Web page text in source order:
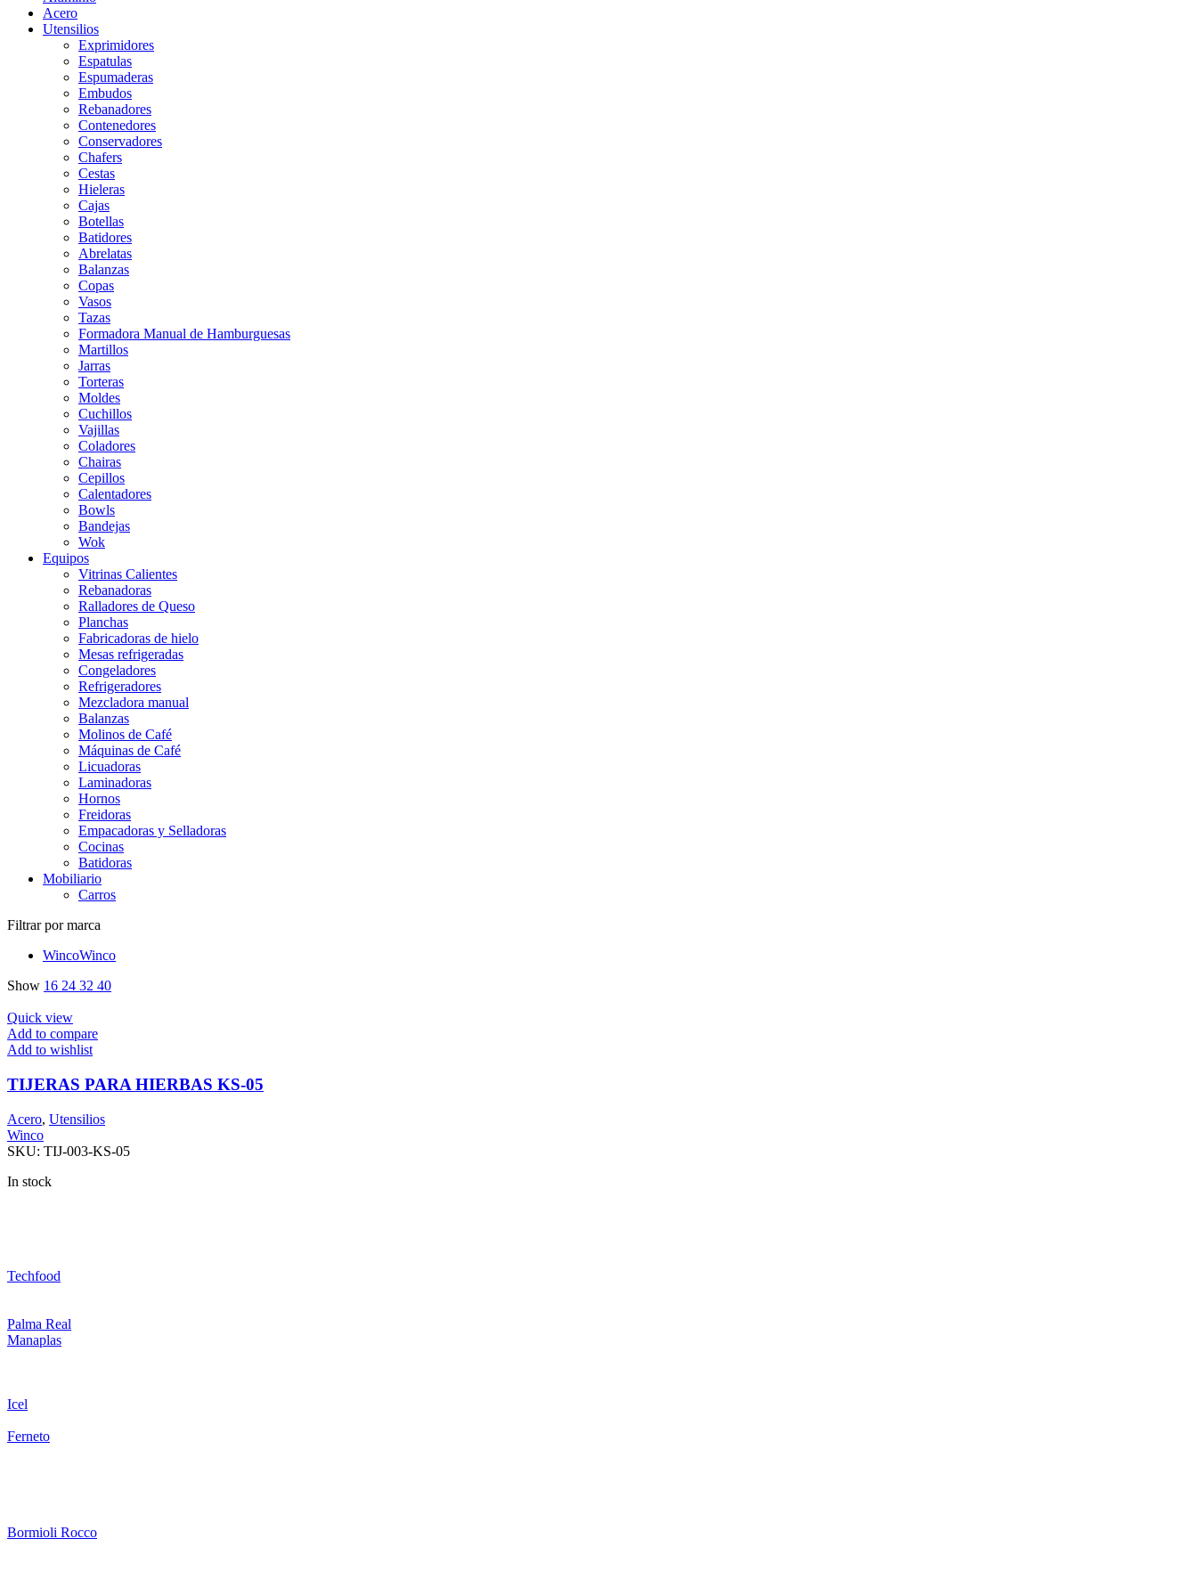
Acero
Utensilios
Exprimidores
Espatulas
Espumaderas
Embudos
Rebanadores
Contenedores
Conservadores
Chafers
Cestas
Hieleras
Cajas
Botellas
Batidores
Abrelatas
Balanzas
Copas
Vasos
Tazas
Formadora Manual de Hamburguesas
Martillos
Jarras
Torteras
Moldes
Cuchillos
Vajillas
Coladores
Chairas
Cepillos
Calentadores
Bowls
Bandejas
Wok
Equipos
Vitrinas Calientes
Rebanadoras
Ralladores de Queso
Planchas
Fabricadoras de hielo
Mesas refrigeradas
Congeladores
Refrigeradores
Mezcladora manual
Balanzas
Molinos de Café
Máquinas de Café
Licuadoras
Laminadoras
Hornos
Freidoras
Empacadoras y Selladoras
Cocinas
Batidoras
Mobiliario
Carros
Filtrar por marca
WincoWinco
Show 16 24 32 40
Quick view
Add to compare
Add to wishlist
TIJERAS PARA HIERBAS KS-05
Acero, Utensilios
Winco
SKU: TIJ-003-KS-05
In stock
Techfood
Palma Real
Manaplas
Icel
Ferneto
Bormioli Rocco